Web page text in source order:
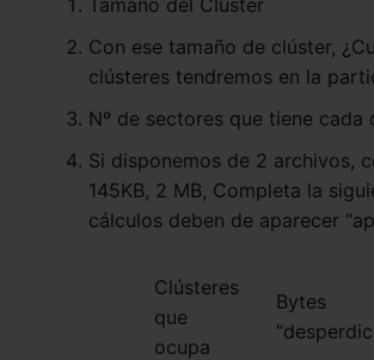
Tamaño del Clúster
Con ese tamaño de clúster,
clústeres tendremos en la
Nº de sectores que tiene cada
Si disponemos de 2 archivos,
145KB, 2 MB, Completa la
cálculos deben de aparecer
Clústeres
que
ocupa
Bytes